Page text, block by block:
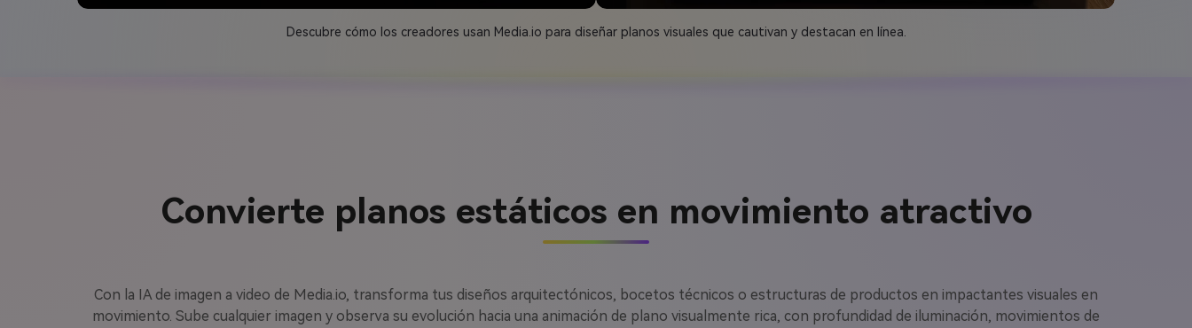
Descubre cómo los creadores usan Media.io para diseñar planos visuales que cautivan y destacan en línea.
Convierte planos estáticos en movimiento atractivo
Con la IA de imagen a video de Media.io, transforma tus diseños arquitectónicos, bocetos técnicos o estructuras de productos en impactantes visuales en
movimiento. Sube cualquier imagen y observa su evolución hacia una animación de plano visualmente rica, con profundidad de iluminación, movimientos de